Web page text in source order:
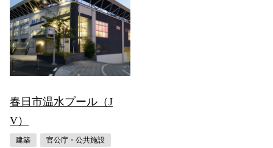
春日市温水プール（J
V）
建築 官公庁・公共施設